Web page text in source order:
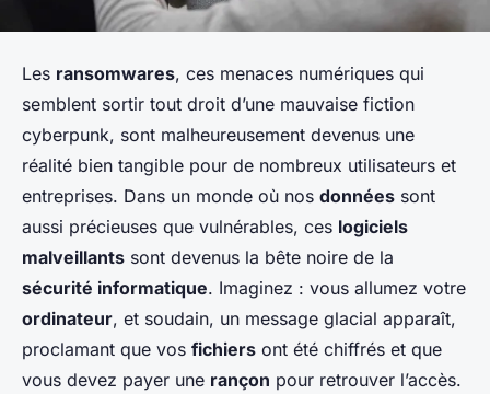
Les ransomwares, ces menaces numériques qui
semblent sortir tout droit d’une mauvaise fiction
cyberpunk, sont malheureusement devenus une
réalité bien tangible pour de nombreux utilisateurs et
entreprises. Dans un monde où nos données sont
aussi précieuses que vulnérables, ces logiciels
malveillants sont devenus la bête noire de la
sécurité informatique. Imaginez : vous allumez votre
ordinateur, et soudain, un message glacial apparaît,
proclamant que vos fichiers ont été chiffrés et que
vous devez payer une rançon pour retrouver l’accès.